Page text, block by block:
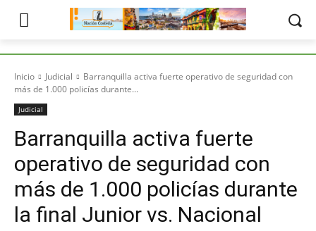
Inicio Judicial
Barranquilla activa fuerte operativo de seguridad con
más de 1.000 policías durante...
Judicial
Barranquilla activa fuerte
operativo de seguridad con
más de 1.000 policías durante
la final Junior vs. Nacional